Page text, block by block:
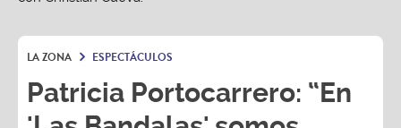
LA ZONA ESPECTÁCULOS
Patricia Portocarrero: “En